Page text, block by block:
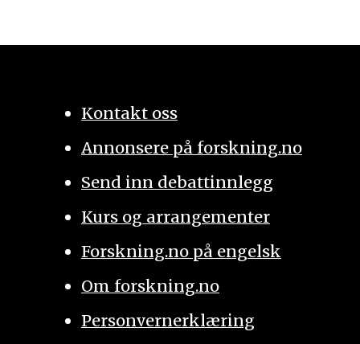
Kontakt oss
Annonsere på forskning.no
Send inn debattinnlegg
Kurs og arrangementer
Forskning.no på engelsk
Om forskning.no
Personvernerklæring